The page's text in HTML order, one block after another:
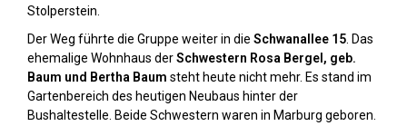
Stolperstein.
Der Weg führte die Gruppe weiter in die Schwanallee 15 . Das
ehemalige Wohnhaus derSchwestern Rosa Bergel, geb.
Baum und Bertha Baum steht heute nicht mehr. Es stand im
Gartenbereich des heutigen Neubaus hinter der
Bushaltestelle. Beide Schwestern waren in Marburg geboren.